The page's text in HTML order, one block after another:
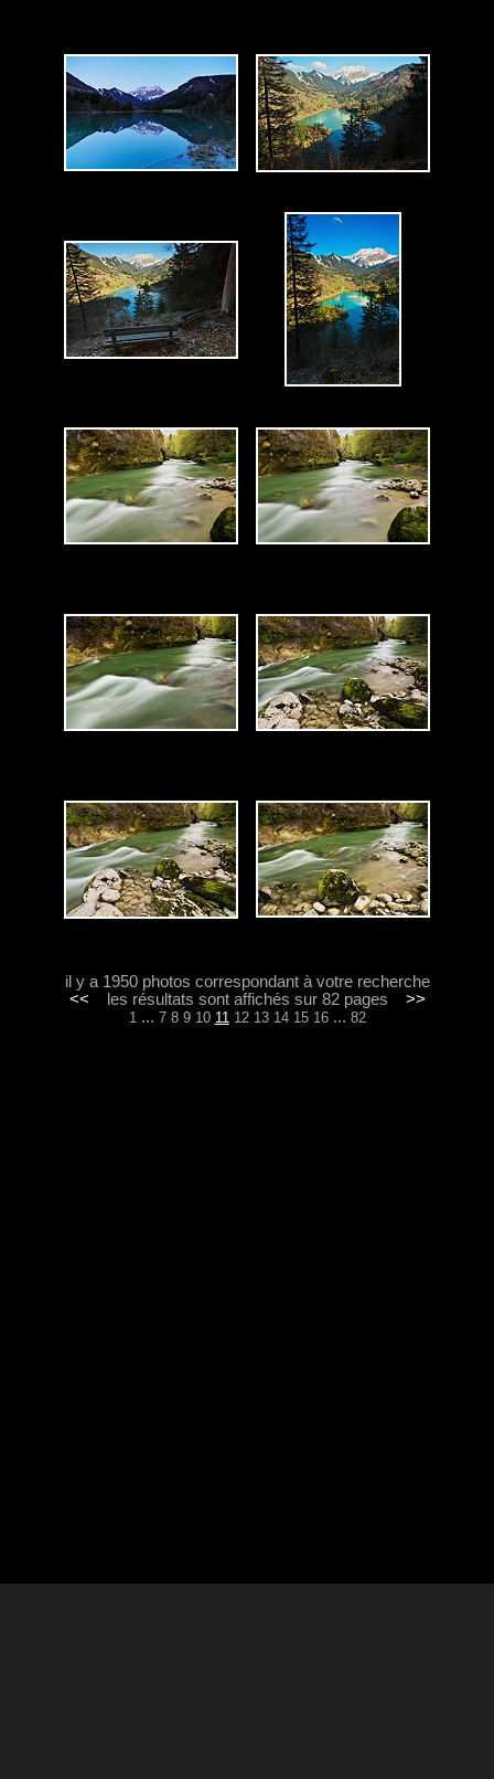
il y a 1950 photos correspondant à votre recherche
<< les résultats sont affichés sur 82 pages >>
1 ... 7 8 9 10 11 12 13 14 15 16... 82